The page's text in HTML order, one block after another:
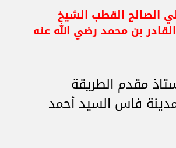
الصالح القطب الشيخ
بن محمد رضي الله عنه
مقدم الطريقة
فاس السيد أحمد